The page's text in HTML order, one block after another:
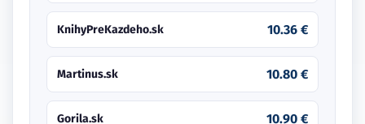
KnihyPreKazdeho.sk 10.36 €
Martinus.sk 10.80 €
Gorila.sk 10.90 €